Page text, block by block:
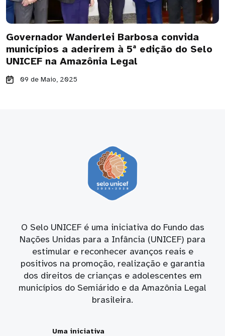
Governador Wanderlei Barbosa convida
municípios a aderirem à 5ª edição do Selo
UNICEF na Amazônia Legal
09 de Maio, 2025
O Selo UNICEF é uma iniciativa do Fundo das
Nações Unidas para a Infância (UNICEF) para
estimular e reconhecer avanços reais e
positivos na promoção, realização e garantia
dos direitos de crianças e adolescentes em
municípios do Semiárido e da Amazônia Legal
brasileira.
Uma iniciativa